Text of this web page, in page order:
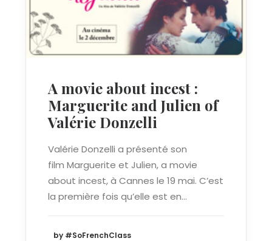
A movie about incest :
Marguerite and Julien of
Valérie Donzelli
Valérie Donzelli a présenté son
film Marguerite et Julien, a movie
about incest, à Cannes le 19 mai. C’est
la première fois qu’elle est en…
by #SoFrenchClass